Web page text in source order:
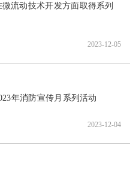
2023-12-05
2023-12-04